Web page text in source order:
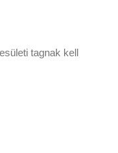
tagnak kell